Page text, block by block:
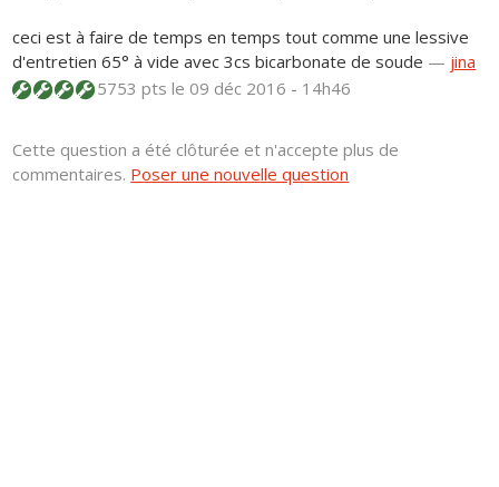
ceci est à faire de temps en temps tout comme une lessive
d'entretien 65° à vide avec 3cs bicarbonate de soude — jina
5753 ptsle 09 déc 2016 - 14h46
Cette question a été clôturée et n'accepte plus de
commentaires. Poser une nouvelle question